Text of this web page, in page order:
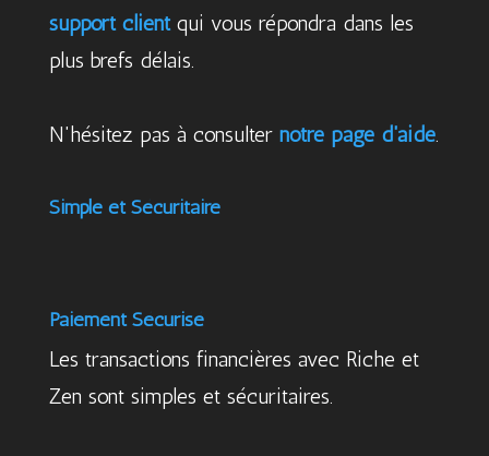
support clientqui vous répondra dans les
plus brefs délais.
N'hésitez pas à consulter notre page d'aide.
Simple et Sécuritaire
Paiement Sécurisé
Les transactions financières avec Riche et
Zen sont simples et sécuritaires.